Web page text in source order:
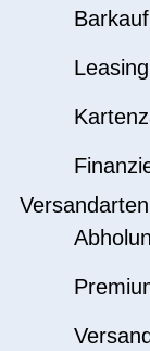
Barkauf
Leasing
Versandarten